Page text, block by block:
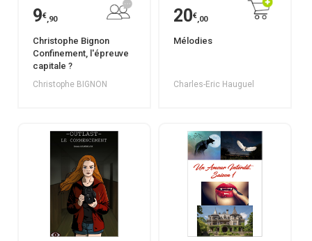
9€,90
Christophe Bignon
Confinement, l'épreuve
capitale ?
Christophe BIGNON
20€,00
Mélodies
Charles-Eric Hauguel